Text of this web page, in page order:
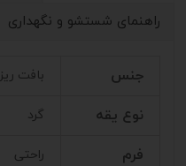
راهنمای شستشو و نگهداری
جنس بافت ریز
نوع یقه گرد
فرم راحتی